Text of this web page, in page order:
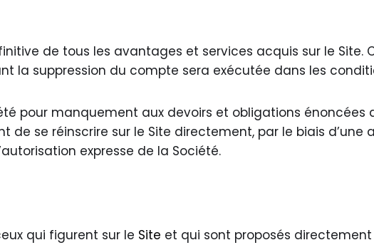
de tous les avantages et services acquis sur le Site.
la suppression du compte sera exécutée dans les
pour manquement aux devoirs et obligations énoncées
se réinscrire sur le Site directement, par le biais d’une
expresse de la Société.
qui figurent sur le Site et qui sont proposés